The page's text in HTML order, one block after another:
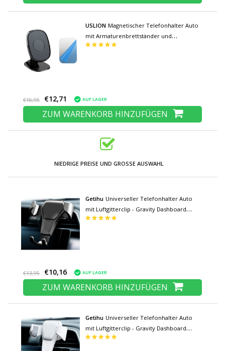
USLION Magnetischer Telefonhalter Auto
mit Armaturenbrettständer und
magnetischem Aufkleber - Universal
€16,95 €12,71 AUF LAGER
ZUM WARENKORB HINZUFÜGEN
NIEDRIGE PREISE UND GROSSE AUSWAHL
Getihu Universeller Telefonhalter Auto
mit Luftgitterclip - Gravity Dashboard
Smartphone Halter Schwarz
€13,95 €10,16 AUF LAGER
ZUM WARENKORB HINZUFÜGEN
Getihu Universeller Telefonhalter Auto
mit Luftgitterclip - Gravity Dashboard
Smartphonehalter Weiß